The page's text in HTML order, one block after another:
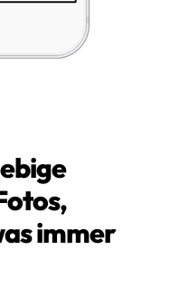
immer